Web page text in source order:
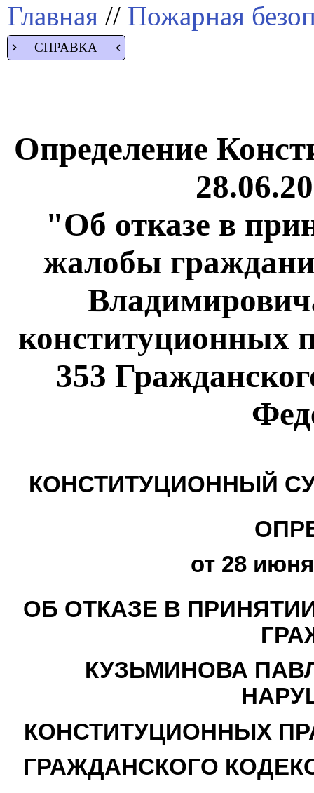
Главная // Пожарная
СПРАВКА
Определение
"Об отказе в
жалобы
конституционных
353
КОНСТИТУЦИОННЫЙ
от 28
ОБ ОТКАЗЕ В
КУЗЬМИНОВА
КОНСТИТУЦИОННЫХ
ГРАЖДАНСКОГО